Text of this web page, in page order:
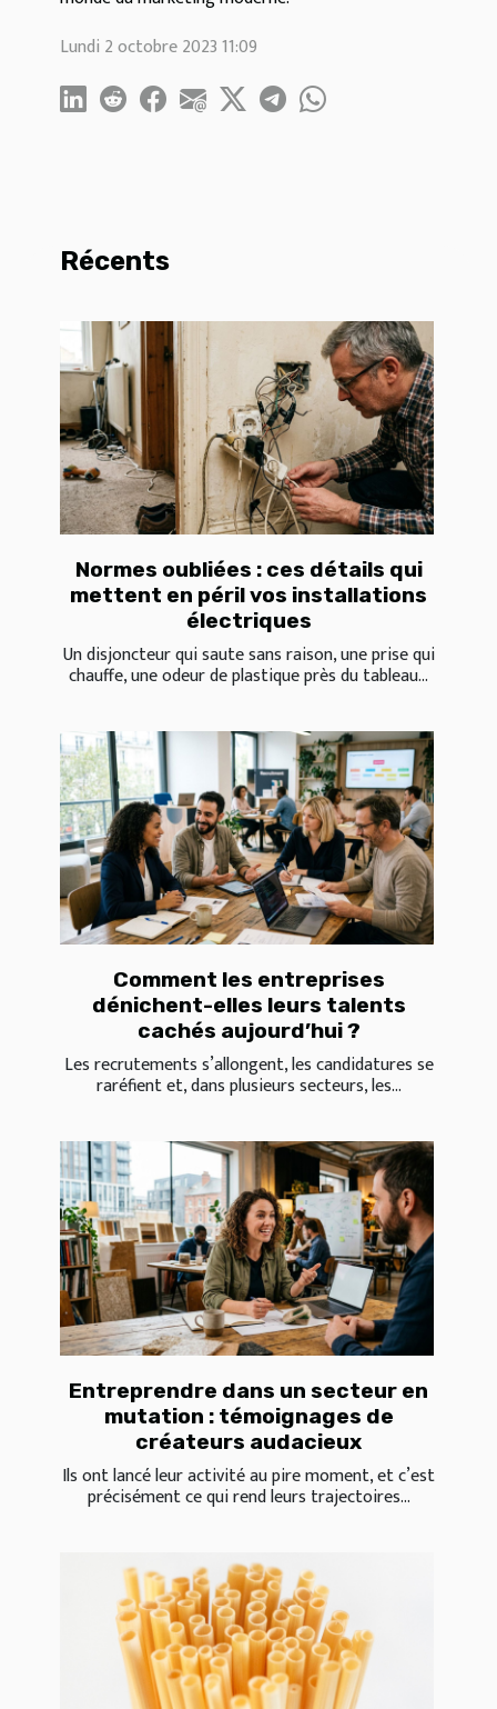
Lundi 2 octobre 2023 11:09
Récents
Normes oubliées : ces détails qui
mettent en péril vos installations
électriques
Un disjoncteur qui saute sans raison, une prise qui
chauffe, une odeur de plastique près du tableau...
Comment les entreprises
dénichent-elles leurs talents
cachés aujourd’hui ?
Les recrutements s’allongent, les candidatures se
raréfient et, dans plusieurs secteurs, les...
Entreprendre dans un secteur en
mutation : témoignages de
créateurs audacieux
Ils ont lancé leur activité au pire moment, et c’est
précisément ce qui rend leurs trajectoires...